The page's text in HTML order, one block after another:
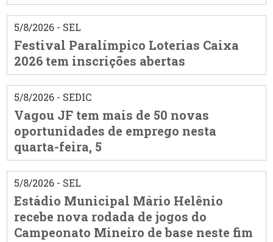
5/8/2026 - SEL
Festival Paralímpico Loterias Caixa
2026 tem inscrições abertas
5/8/2026 - SEDIC
Vagou JF tem mais de 50 novas
oportunidades de emprego nesta
quarta-feira, 5
5/8/2026 - SEL
Estádio Municipal Mário Helênio
recebe nova rodada de jogos do
Campeonato Mineiro de base neste fim